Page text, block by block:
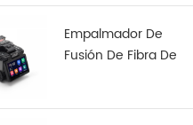
Empalmador De
Fusión De Fibra De